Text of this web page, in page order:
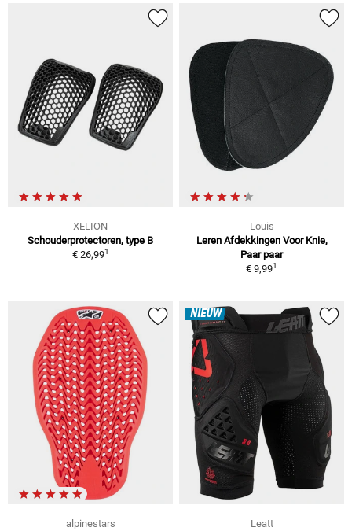
XELION
Schouderprotectoren, type B
€ 26,991
Louis
Leren Afdekkingen Voor Knie,
Paar paar
€ 9,991
alpinestars
NIEUW
Leatt